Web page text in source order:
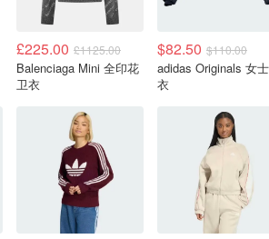
£225.00 £1125.00
Balenciaga Mini 全印花
卫衣
$82.50 $110.00
adidas Originals 女
衣